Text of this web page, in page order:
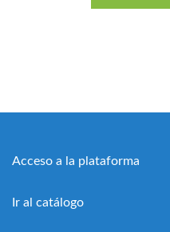
Acceso a la plataforma
Ir al catálogo